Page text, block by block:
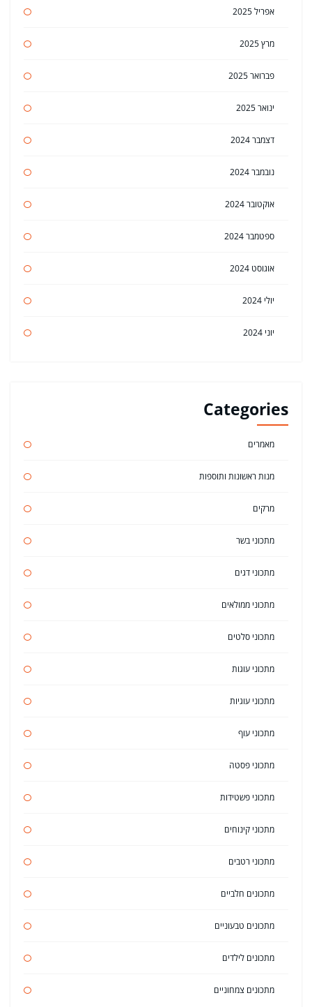
אפריל 2025
מרץ 2025
פברואר 2025
ינואר 2025
דצמבר 2024
נובמבר 2024
אוקטובר 2024
ספטמבר 2024
אוגוסט 2024
יולי 2024
יוני 2024
Categories
מאמרים
מנות ראשונות ותוספות
מרקים
מתכוני בשר
מתכוני דגים
מתכוני ממולאים
מתכוני סלטים
מתכוני עוגות
מתכוני עוגיות
מתכוני עוף
מתכוני פסטה
מתכוני פשטידות
מתכוני קינוחים
מתכוני רטבים
מתכונים חלביים
מתכונים טבעוניים
מתכונים לילדים
מתכונים צמחוניים